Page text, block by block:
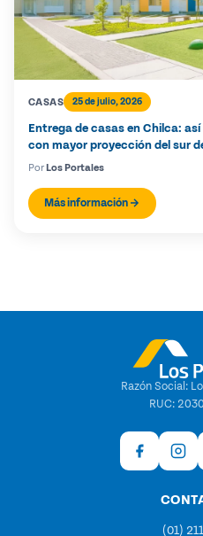
CASAS 25 de julio, 2026
Entrega de casas en Chilca:
con mayor proyección del sur
PorLos Portales
Más información
Razón Social:
RUC:
(01)